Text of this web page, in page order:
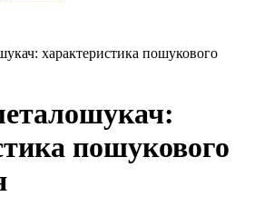
характеристика пошукового
пошукового